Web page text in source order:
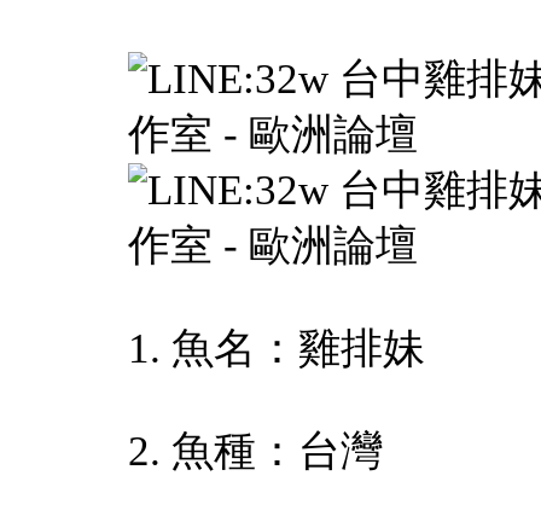
1. 魚名：雞排妹
2. 魚種：台灣